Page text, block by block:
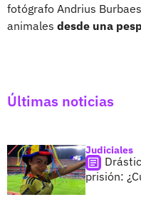
fotógrafo Andrius
animales desde una
Últimas noticias
Judiciales
prisión: